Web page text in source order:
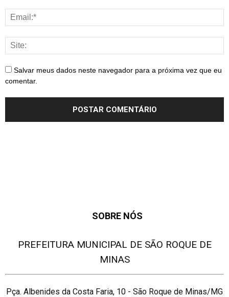
Salvar meus dados neste navegador para a próxima vez que eu
comentar.
SOBRE NÓS
PREFEITURA MUNICIPAL DE SÃO ROQUE DE
MINAS
Pça. Albenides da Costa Faria, 10 - São Roque de Minas/MG